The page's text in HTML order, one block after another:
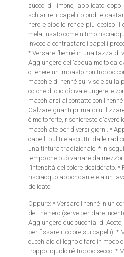
succo di limone, applicato
schiarire i capelli biondi e
nero e cipolle rende più deciso il
mela, usato come ultimo
invece a contrastare i capelli
* Versare l’henné in una tazza di
Aggiungere dell’acqua molto
ottenere un impasto non troppo
macchie di henné sul viso e sulla
cotone di olio d’oliva e ungere le
macchiarsi al contatto con
Calzare guanti prima di utilizzare
è molto forte, rischiereste d’avere
macchiate per diversi giorni. *
capelli puliti e asciutti, dalle
una tintura tradizionale. * In
tempo che può variare da
l’intensità del colore desiderato. *
risciacquo abbondante e a un
delicato.
Oppure: * Versare l’henné in un
del thè nero (serve per dare
Aggiungere due cucchiai di
per fissare il colore sui capelli). *
cucchiaio di legno e fare in modo
troppo liquido nè troppo secco. *